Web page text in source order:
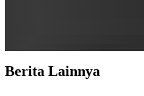
Berita Lainnya